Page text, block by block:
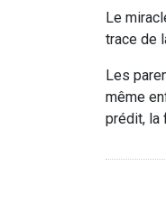
Le
trace de
Les
même
prédit, la